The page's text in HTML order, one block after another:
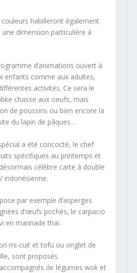
habilleront également
dimension particulière à
d’animations ouvert à
enfants comme aux adultes,
activités. Ce sera le
chasse aux oeufs, mais
de poussins ou bien encore la
du lapin de pâques…
a été concocté, le chef
spécifiques au printemps et
célèbre carte à double
indonésienne.
par exemple d’asperges
d’œufs pochés, le carpacio
en marinade thaï.
mi-cuit et tofu ou onglet de
sont proposés
de légumes wok et